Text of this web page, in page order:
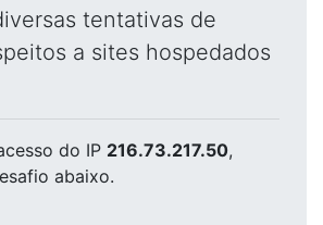
tentativas de
a sites hospedados
do IP 216.73.217.50,
abaixo.